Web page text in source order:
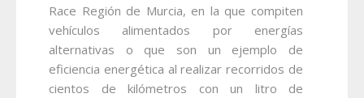
Race Región de Murcia, en la que compiten
vehículos alimentados por energías
alternativas o que son un ejemplo de
eficiencia energética al realizar recorridos de
cientos de kilómetros con un litro de